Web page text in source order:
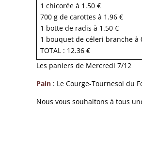
1 chicorée à 1.50 €
700 g de carottes à 1.96 €
1 botte de radis à 1.50 €
1 bouquet de céleri branche à
TOTAL : 12.36 €
Les paniers de Mercredi 7/12
Pain : Le Courge-Tournesol du
Nous vous souhaitons à tous